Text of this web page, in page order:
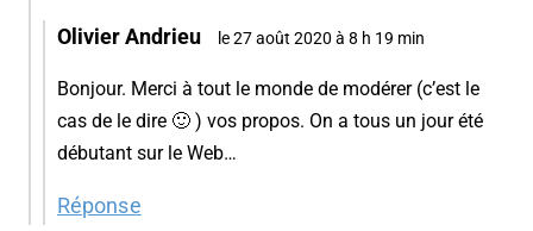
Olivier Andrieu le 27 août 2020 à 8 h 19 min
Bonjour. Merci à tout le monde de modérer (c’est le
cas de le dire 🙂 ) vos propos. On a tous un jour été
débutant sur le Web…
Réponse